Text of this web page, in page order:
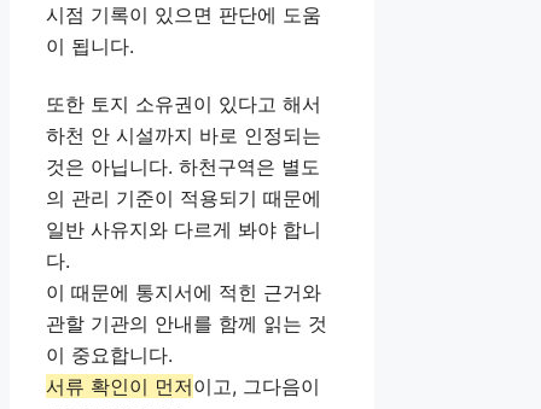
시점 기록이 있으면 판단에 도움
이 됩니다.
또한 토지 소유권이 있다고 해서
하천 안 시설까지 바로 인정되는
것은 아닙니다. 하천구역은 별도
의 관리 기준이 적용되기 때문에
일반 사유지와 다르게 봐야 합니
다.
이 때문에 통지서에 적힌 근거와
관할 기관의 안내를 함께 읽는 것
이 중요합니다.
서류 확인이 먼저이고, 그다음이